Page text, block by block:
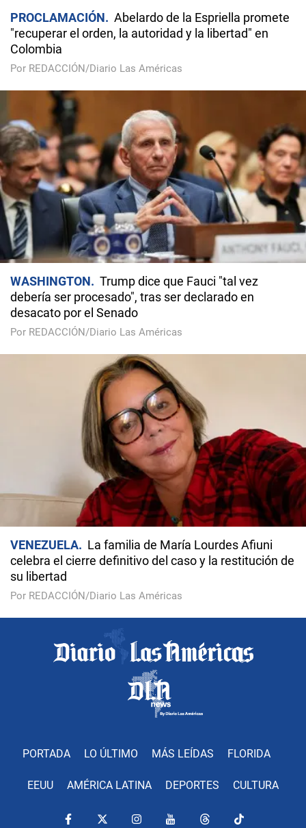
PROCLAMACIÓN
Abelardo de la Espriella promete
"recuperar el orden, la autoridad y la libertad" en
Colombia
Por REDACCIÓN/Diario Las Américas
WASHINGTON
Trump dice que Fauci "tal vez
debería ser procesado", tras ser declarado en
desacato por el Senado
Por REDACCIÓN/Diario Las Américas
VENEZUELA
La familia de María Lourdes Afiuni
celebra el cierre definitivo del caso y la restitución de
su libertad
Por REDACCIÓN/Diario Las Américas
PORTADA LO ÚLTIMO MÁS LEÍDAS FLORIDA
EEUU AMÉRICA LATINA DEPORTES CULTURA